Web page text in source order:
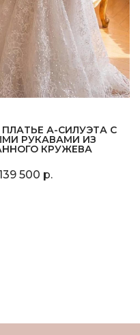
А-СИЛУЭТА С
РУКАВАМИ ИЗ
КРУЖЕВА
500 р.